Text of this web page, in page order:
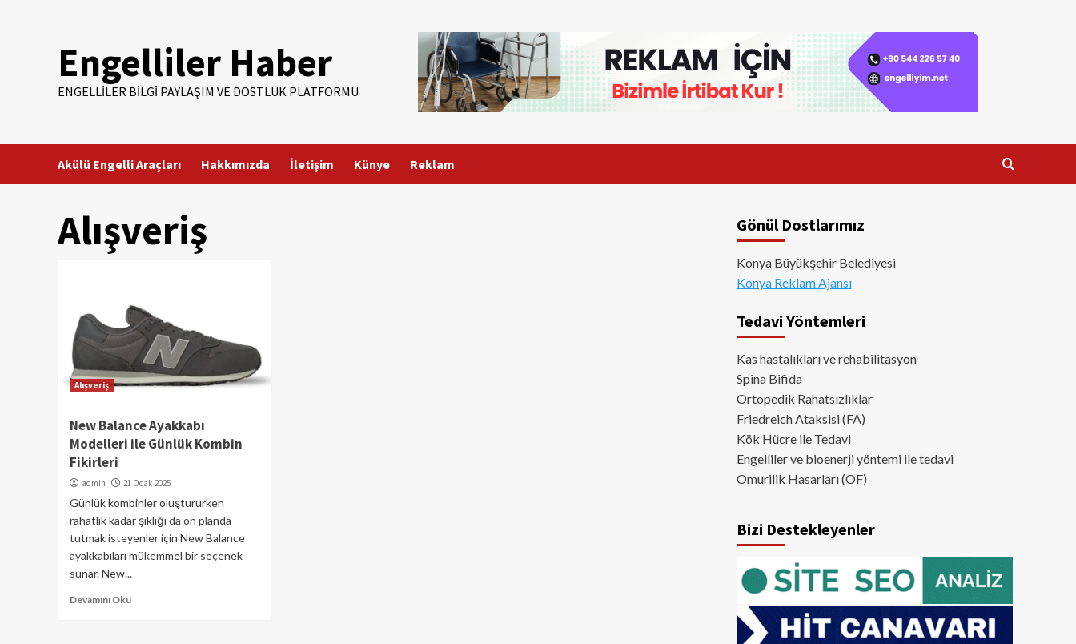
Engelliler Haber
ENGELLILER BILGI PAYLAŞIM VE DOSTLUK PLATFORMU
Akülü Engelli Araçları Hakkımızda İletişim Künye Reklam
Alışveriş
Alışveriş
New Balance Ayakkabı
Modelleri ile Günlük Kombin
Fikirleri
admin 21 Ocak 2025
Günlük kombinler oluştururken
rahatlık kadar şıklığı da ön planda
tutmak isteyenler için New Balance
ayakkabıları mükemmel bir seçenek
sunar. New...
Devamını Oku
Gönül Dostlarımız
Konya Büyükşehir Belediyesi
Konya Reklam Ajansı
Tedavi Yöntemleri
Kas hastalıkları ve rehabilitasyon
Spina Bifida
Ortopedik Rahatsızlıklar
Friedreich Ataksisi (FA)
Kök Hücre ile Tedavi
Engelliler ve bioenerji yöntemi ile tedavi
Omurilik Hasarları (OF)
Bizi Destekleyenler